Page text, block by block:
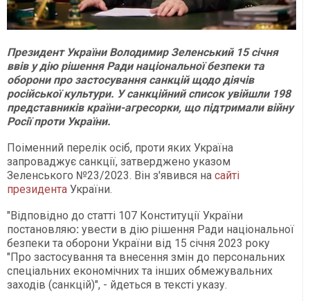
Президент України Володимир Зеленський 15 січня
ввів у дію рішення Ради національної безпеки та
оборони про застосування санкцій щодо діячів
російської культури. У санкційний список увійшли 198
представників країни-агресорки, що підтримали війну
Росії проти України.
Поіменний перелік осіб, проти яких Україна
запроваджує санкції, затверджено указом
Зеленського №23/2023. Він з'явився на сайті
президента України.
"Відповідно до статті 107 Конституції України
постановляю: увести в дію рішення Ради національної
безпеки та оборони України від 15 січня 2023 року
"Про застосування та внесення змін до персональних
спеціальних економічних та інших обмежувальних
заходів (санкцій)", - йдеться в тексті указу.